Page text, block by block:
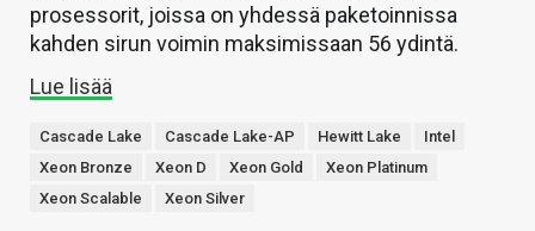
prosessorit, joissa on yhdessä paketoinnissa
kahden sirun voimin maksimissaan 56 ydintä.
Lue lisää
Cascade Lake Cascade Lake-AP Hewitt Lake
Intel
Xeon Bronze
Xeon D Xeon Gold
Xeon Platinum
Xeon Scalable
Xeon Silver